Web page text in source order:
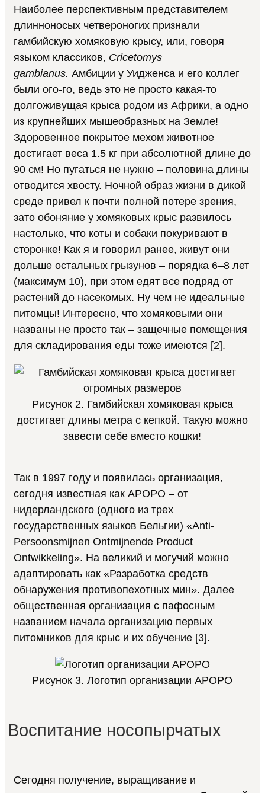
Наиболее перспективным представителем
длинноносых четвероногих признали
гамбийскую хомяковую крысу, или, говоря
языком классиков, Cricetomys
gambianus. Амбиции у Уидженса и его коллег
были ого-го, ведь это не просто какая-то
долгоживущая крыса родом из Африки, а одно
из крупнейших мышеобразных на Земле!
Здоровенное покрытое мехом животное
достигает веса 1.5 кг при абсолютной длине до
90 см! Но пугаться не нужно – половина длины
отводится хвосту. Ночной образ жизни в дикой
среде привел к почти полной потере зрения,
зато обоняние у хомяковых крыс развилось
настолько, что коты и собаки покуривают в
сторонке! Как я и говорил ранее, живут они
дольше остальных грызунов – порядка 6–8 лет
(максимум 10), при этом едят все подряд от
растений до насекомых. Ну чем не идеальные
питомцы! Интересно, что хомяковыми они
названы не просто так – защечные помещения
для складирования еды тоже имеются [2].
Рисунок 2. Гамбийская хомяковая крыса
достигает длины метра с кепкой. Такую можно
завести себе вместо кошки!
Так в 1997 году и появилась организация,
сегодня известная как APOPO – от
нидерландского (одного из трех
государственных языков Бельгии) «Anti-
Persoonsmijnen Ontmijnende Product
Ontwikkeling». На великий и могучий можно
адаптировать как «Разработка средств
обнаружения противопехотных мин». Далее
общественная организация с пафосным
названием начала организацию первых
питомников для крыс и их обучение [3].
Рисунок 3. Логотип организации APOPO
Воспитание носопырчатых
Сегодня получение, выращивание и